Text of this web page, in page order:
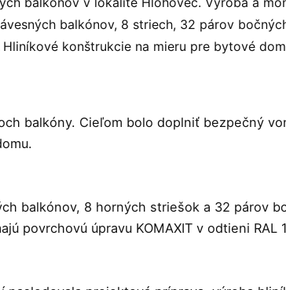
balkónov, 8 striech, 32 párov
Hliníkové konštrukcie na mieru pre bytové
balkóny. Cieľom bolo doplniť bezpečný
balkónov, 8 horných striešok a 32 párov
povrchovú úpravu KOMAXIT v odtieni RAL